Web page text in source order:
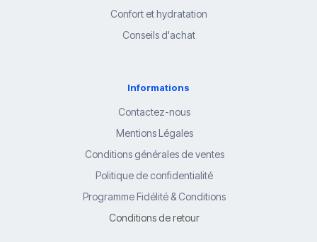
Confort et hydratation
Conseils d'achat
Informations
Contactez-nous
Mentions Légales
Conditions générales de ventes
Politique de confidentialité
Programme Fidélité & Conditions
Conditions de retour